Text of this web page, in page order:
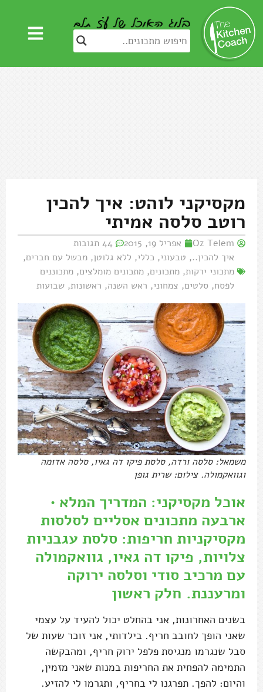
מקסיקני לוהט: איך להכין
רוטב סלסה אמיתי
Oz Telem אפריל 19, 2015
44 תגובות
איך להכין.., טבעוני, כללי, ללא גלוטן, מבשל עם חברים,
מתכוני ירקות, מתכונים, מתכונים מומלצים, מתכוננים
לפסח, סלטים, צמחוני, ראש השנה, ראשונות, שבועות
משמאל: סלסה ורדה, סלסת פיקו דה גאיו, סלסה אדומה
וגוואקמולה. צילום: שרית גופן
אוכל מקסיקני: המדריך המלא •
ארבעה מתכונים אסליים לסלסות
מקסיקניות חריפות: סלסת עגבניות
צלויות, פיקו דה גאיו, גוואקמולה
עם מרכיב סודי וסלסה ירוקה
ומרעננת. חלק ראשון
בשנים האחרונות, אני בהחלט יכול להעיד על עצמי
שאני הופך לחובב חריף. בילדותי, אני זוכר שעות של
סבל שנגרמו מנגיסת פלפל ירוק חריף, ומהבקשה
התמימה להפחית את החריפות במנות שאני מזמין,
והיום: להפך. תפרגנו לי בחריף, ותגרמו לי להזיע.